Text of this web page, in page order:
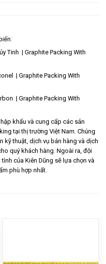
Tinh | Graphite Packing With
| Graphite Packing With
| Graphite Packing With
khẩu và cung cấp các sản
tại thị trường Việt Nam. Chúng
kỹ thuật, dịch vụ bán hàng và dịch
quý khách hàng. Ngoài ra, đội
của Kiên Dũng sẽ lựa chọn và
phù hợp nhất.